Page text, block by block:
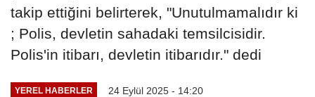
takip ettiğini belirterek, "Unutulmamalıdır ki
; Polis, devletin sahadaki temsilcisidir.
Polis'in itibarı, devletin itibarıdır." dedi
YEREL HABERLER 24 Eylül 2025 - 14:20